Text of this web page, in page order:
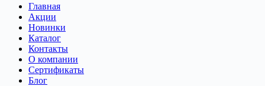
Главная
Акции
Новинки
Каталог
Контакты
О компании
Сертификаты
Блог